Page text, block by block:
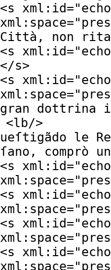
<s xml:id="
xml:space="
Città, non
<s xml:id="
</s>
<s xml:id="
xml:space="
gran dottrina
<lb/>
ueſtigãdo le
ſano, comprò
<s xml:id="
xml:space="
<s xml:id="
xml:space="
<s xml:id="
xml:space="
<s xml:id="
xml:space="